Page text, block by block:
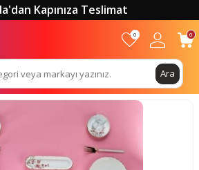
Kapınıza Teslimat
Ara
0 0